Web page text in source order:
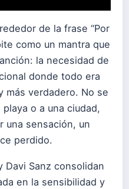
de la frase “Por
como un mantra que
la necesidad de
donde todo era
más verdadero. No se
o a una ciudad,
una sensación, un
perdido.
Davi Sanz consolidan
en la sensibilidad y